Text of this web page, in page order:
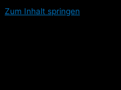
Zum Inhalt springen